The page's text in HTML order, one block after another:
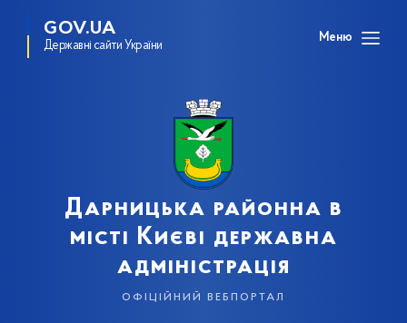
GOV.UA
Державні сайти України
Меню
Дарницька районна в
місті Києві державна
адміністрація
офіційний вебпортал